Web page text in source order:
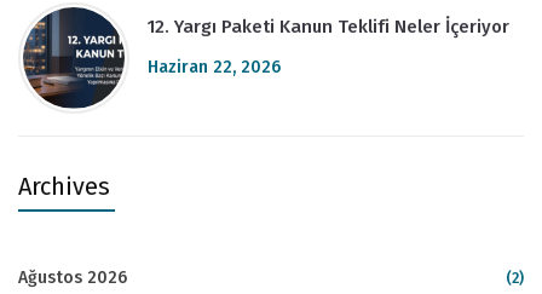
12. Yargı Paketi Kanun Teklifi Neler İçeriyor
Haziran 22, 2026
Archives
Ağustos 2026 (2)